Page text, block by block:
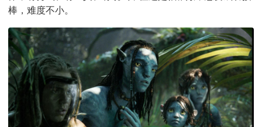
棒，难度不小。